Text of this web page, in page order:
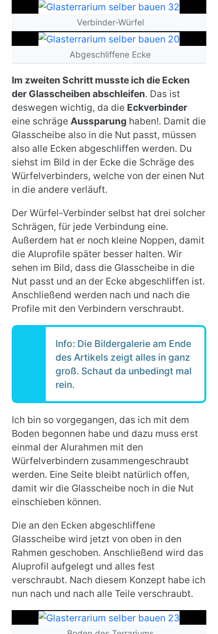
Verbinder-Würfel
Abgeschliffene Ecke
Im zweiten Schritt musste ich die Ecken
der Glasscheiben abschleifen. Das ist
deswegen wichtig, da die Eckverbinder
eine schräge Aussparung haben!. Damit die
Glasscheibe also in die Nut passt, müssen
also alle Ecken abgeschliffen werden. Du
siehst im Bild in der Ecke die Schräge des
Würfelverbinders, welche von der einen Nut
in die andere verläuft.
Der Würfel-Verbinder selbst hat drei solcher
Schrägen, für jede Verbindung eine.
Außerdem hat er noch kleine Noppen, damit
die Aluprofile später besser halten. Wir
sehen im Bild, dass die Glasscheibe in die
Nut passt und an der Ecke abgeschliffen ist.
Anschließend werden nach und nach die
Profile mit den Verbindern verschraubt.
Info: Die Bildergalerie am Ende
des Artikels zeigt alles in ganz
groß. Schaut da unbedingt mal
rein.
Ich bin so vorgegangen, das ich mit dem
Boden begonnen habe und dazu muss erst
einmal der Alurahmen mit den
Würfelverbindern zusammengeschraubt
werden. Eine Seite bleibt natürlich offen,
damit wir die Glasscheibe noch in die Nut
einschieben können.
Die an den Ecken abgeschliffene
Glasscheibe wird jetzt von oben in den
Rahmen geschoben. Anschließend wird das
Aluprofil aufgelegt und alles fest
verschraubt. Nach diesem Konzept habe ich
nun nach und nach alle Teile verschraubt.